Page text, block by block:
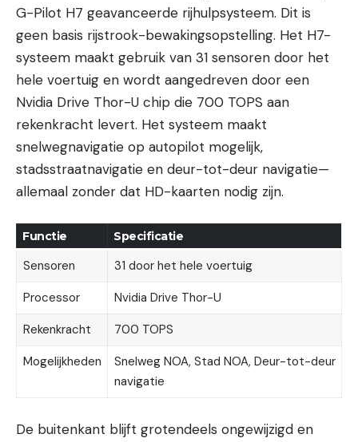
G-Pilot H7 geavanceerde rijhulpsysteem. Dit is
geen basis rijstrook-bewakingsopstelling. Het H7-
systeem maakt gebruik van 31 sensoren door het
hele voertuig en wordt aangedreven door een
Nvidia Drive Thor-U chip die 700 TOPS aan
rekenkracht levert. Het systeem maakt
snelwegnavigatie op autopilot mogelijk,
stadsstraatnavigatie en deur-tot-deur navigatie—
allemaal zonder dat HD-kaarten nodig zijn.
Functie Specificatie
Sensoren
31 door het hele voertuig
Processor
Nvidia Drive Thor-U
Rekenkracht
700 TOPS
Mogelijkheden
Snelweg NOA, Stad NOA, Deur-tot-deur
navigatie
De buitenkant blijft grotendeels ongewijzigd en